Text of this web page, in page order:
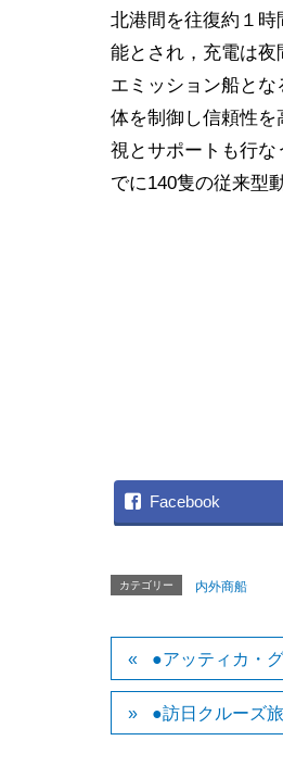
北港間を往復約１
能とされ，充電は夜
エミッション船と
体を制御し信頼性
視とサポートも行な
でに140隻の従来型
（
Facebook
カテゴリー 内外商船
●アッティカ・
●訪日クルーズ